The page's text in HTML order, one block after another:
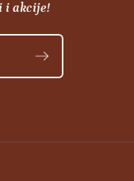
i akcije!